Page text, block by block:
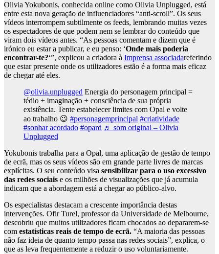
Olivia Yokubonis, conhecida online como Olivia Unplugged, está
entre esta nova geração de influenciadores “anti-scroll”. Os seus
vídeos interrompem subtilmente os feeds, lembrando muitas vezes
os espectadores de que podem nem se lembrar do conteúdo que
viram dois vídeos antes. “As pessoas comentam e dizem que é
irónico eu estar a publicar, e eu penso: ‘Onde mais poderia
encontrar-te?‘”, explicou a criadora à Imprensa associadareferindo
que estar presente onde os utilizadores estão é a forma mais eficaz
de chegar até eles.
@olivia.unplugged Energia do personagem principal =
tédio + imaginação + consciência de sua própria
existência. Tente estabelecer limites com Opal e volte
ao trabalho 😉 #personagemprincipal #criatividade
#sonhar acordado #opard ♬ som original – Olivia
Unplugged
Yokubonis trabalha para a Opal, uma aplicação de gestão de tempo
de ecrã, mas os seus vídeos são em grande parte livres de marcas
explícitas. O seu conteúdo visa sensibilizar para o uso excessivo
das redes sociais e os milhões de visualizações que já acumula
indicam que a abordagem está a chegar ao público-alvo.
Os especialistas destacam a crescente importância destas
intervenções. Ofir Turel, professor da Universidade de Melbourne,
descobriu que muitos utilizadores ficam chocados ao depararem-se
com estatísticas reais de tempo de ecrã. “A maioria das pessoas
não faz ideia de quanto tempo passa nas redes sociais”, explica, o
que as leva frequentemente a reduzir o uso voluntariamente.